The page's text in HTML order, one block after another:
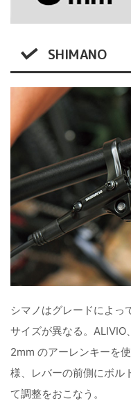
SHIMANO
シマノはグレードによっ
サイズが異なる。ALIVIO
2mm のアーレンキーを
様、レバーの前側にボル
て調整をおこなう。